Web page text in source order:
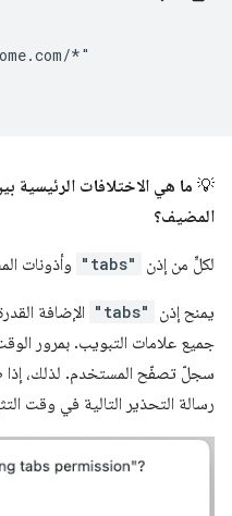
*"
💡 ما هي الاختلافات الرئيسية
المضيف؟
لكلٍّ من إذن "tabs" وأذونات
يمنح إذن "tabs" الإضافة
جميع علامات التبويب. بمرور
رسالة التحذير التالية في وقت